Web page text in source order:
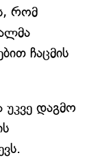
რომ
ჩაცმის
უკვე დაგმო